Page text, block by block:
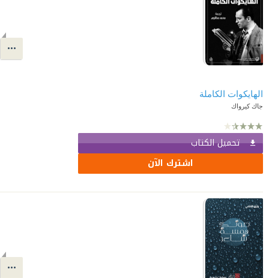
الهايكوات الكاملة
جاك كيرواك
تحميل الكتاب
اشترك الآن